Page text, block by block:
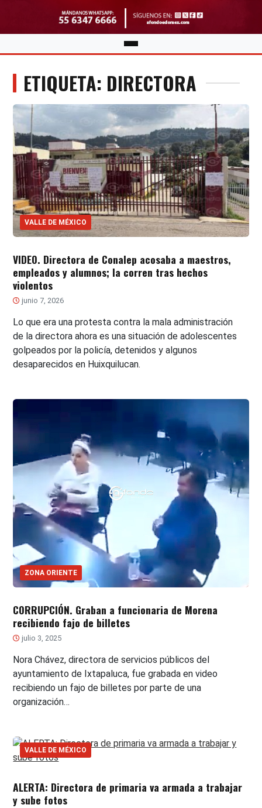
ETIQUETA: DIRECTORA
VALLE DE MÉXICO
VIDEO. Directora de Conalep acosaba a maestros,
empleados y alumnos; la corren tras hechos
violentos
junio 7, 2026
Lo que era una protesta contra la mala administración
de la directora ahora es una situación de adolescentes
golpeados por la policía, detenidos y algunos
desaparecidos en Huixquilucan.
ZONA ORIENTE
CORRUPCIÓN. Graban a funcionaria de Morena
recibiendo fajo de billetes
julio 3, 2025
Nora Chávez, directora de servicios públicos del
ayuntamiento de Ixtapaluca, fue grabada en video
recibiendo un fajo de billetes por parte de una
organización…
VALLE DE MÉXICO
ALERTA: Directora de primaria va armada a trabajar
y sube fotos